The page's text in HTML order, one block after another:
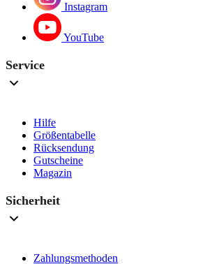
Instagram
YouTube
Service
Hilfe
Größentabelle
Rücksendung
Gutscheine
Magazin
Sicherheit
Zahlungsmethoden